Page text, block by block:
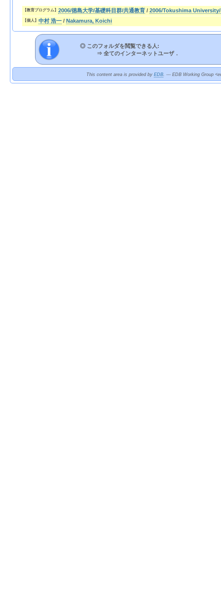
【教育プログラム】 2006/徳島大学/基礎科目群/共通教育 / 2006/Tokushima
【個人】 中村 浩一 / Nakamura, Koichi
◎ このフォルダを閲覧できる人:
⇒ 全てのインターネットユーザ．
This content area is provided by EDB. --- EDB Working Group